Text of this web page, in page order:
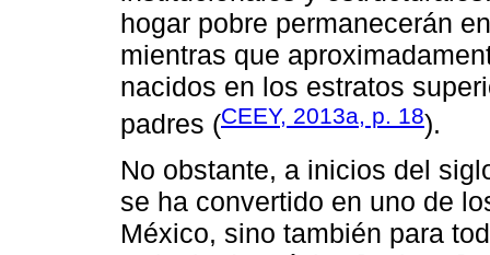
hogar pobre permanecerán
mientras que
nacidos en los estratos
padres (CEEY, 2013a, p. 18).
No obstante, a inicios del
se ha convertido en uno de
México, sino también para